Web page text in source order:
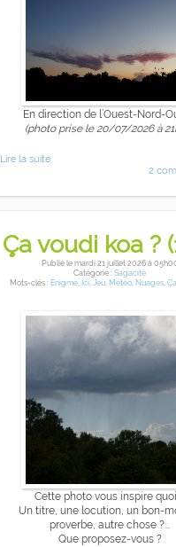
En direction de l’Ouest-Nord-
(photo prise le 20/07/2026 à
Lire la suite
2
Ça voudi koa ?
Publiéle mardi 21 juillet 2026à
Catégorie : Sagacité
Mots-clés : Enigme, Ici, Jeu, Météo, Nuages,
Cette photo vous inspire
Un titre, une locution, un bon-
proverbe, autre chose ?...
Que proposez-vous ?